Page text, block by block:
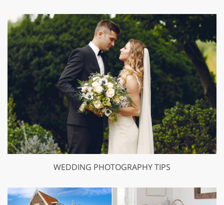
WEDDING PHOTOGRAPHY TIPS